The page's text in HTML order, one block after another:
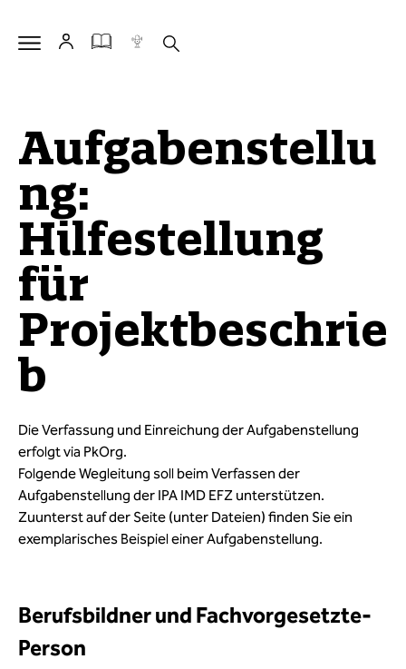
Aufgabenstellu
ng:
Hilfestellung
für
Projektbeschrie
b
Die Verfassung und Einreichung der Aufgabenstellung
erfolgt via PkOrg.
Folgende Wegleitung soll beim Verfassen der
Aufgabenstellung der IPA IMD EFZ unterstützen.
Zuunterstauf der Seite (unter Dateien) finden Sie ein
exemplarisches Beispiel einer Aufgabenstellung.
Berufsbildner und Fachvorgesetzte-
Person